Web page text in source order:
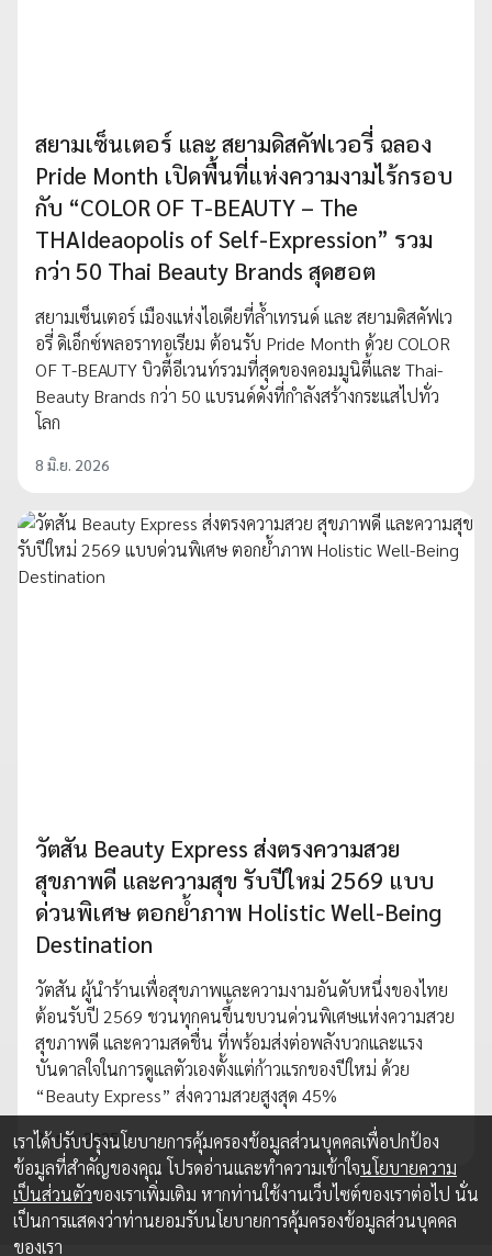
สยามเซ็นเตอร์ และ สยามดิสคัฟเวอรี่ ฉลอง
Pride Month เปิดพื้นที่แห่งความงามไร้กรอบ
กับ “COLOR OF T-BEAUTY – The
THAIdeaopolis of Self-Expression” รวม
กว่า 50 Thai Beauty Brands สุดฮอต
สยามเซ็นเตอร์ เมืองแห่งไอเดียที่ล้ำเทรนด์ และ สยามดิสคัฟเว
อรี่ ดิเอ็กซ์พลอราทอเรียม ต้อนรับ Pride Month ด้วย COLOR
OF T-BEAUTY บิวตี้อีเวนท์รวมที่สุดของคอมมูนิตี้และ Thai-
Beauty Brands กว่า 50 แบรนด์ดังที่กำลังสร้างกระแสไปทั่ว
โลก
8 มิ.ย. 2026
วัตสัน Beauty Express ส่งตรงความสวย
สุขภาพดี และความสุข รับปีใหม่ 2569 แบบ
ด่วนพิเศษ ตอกย้ำภาพ Holistic Well-Being
Destination
วัตสัน ผู้นำร้านเพื่อสุขภาพและความงามอันดับหนึ่งของไทย
ต้อนรับปี 2569 ชวนทุกคนขึ้นขบวนด่วนพิเศษแห่งความสวย
สุขภาพดี และความสดชื่น ที่พร้อมส่งต่อพลังบวกและแรง
บันดาลใจในการดูแลตัวเองตั้งแต่ก้าวแรกของปีใหม่ ด้วย
“Beauty Express” ส่งความสวยสูงสุด 45%
27 ธ.ค. 2025
เราได้ปรับปรุงนโยบายการคุ้มครองข้อมูลส่วนบุคคลเพื่อปกป้อง
ข้อมูลที่สำคัญของคุณ โปรดอ่านและทำความเข้าใจนโยบายความ
เป็นส่วนตัวของเราเพิ่มเติม หากท่านใช้งานเว็บไซต์ของเราต่อไป นั่น
เป็นการแสดงว่าท่านยอมรับนโยบายการคุ้มครองข้อมูลส่วนบุคคล
ของเรา